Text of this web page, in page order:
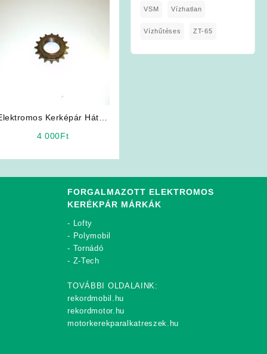
Kerképár Hátsó
4 000Ft
VSM Vízhatlan
Vízhűtéses ZT-65
FORGALMAZOTT ELEKTROMOS
KERÉKPÁR MÁRKÁK
- Lofty
- Polymobil
- Tornádó
- Z-Tech
TOVÁBBI OLDALAINK:
rekordmobil.hu
rekordmotor.hu
motorkerekparalkatreszek.hu